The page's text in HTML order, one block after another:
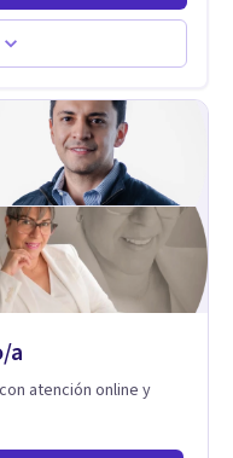
acceder a las
del pasado y
para construir un futuro
y sin filtros. A través de
analítico conjunto, se
el presente, se les
su impacto
logran mayor
su
y duraderos en su
a
atención online y